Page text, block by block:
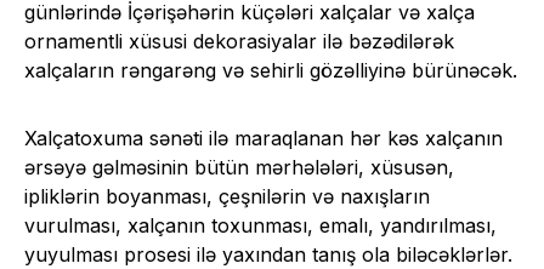
günlərində İçərişəhərin küçələri xalçalar və xalça
ornamentli xüsusi dekorasiyalar ilə bəzədilərək
xalçaların rəngarəng və sehirli gözəlliyinə bürünəcək.
Xalçatoxuma sənəti ilə maraqlanan hər kəs xalçanın
ərsəyə gəlməsinin bütün mərhələləri, xüsusən,
ipliklərin boyanması, çeşnilərin və naxışların
vurulması, xalçanın toxunması, emalı, yandırılması,
yuyulması prosesi ilə yaxından tanış ola biləcəklərlər.